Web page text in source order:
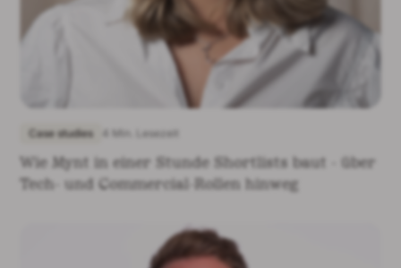
Case studies 4 Min. Lesezeit
Wie Mynt in einer Stunde Shortlists baut - über
Tech- und Commercial-Rollen hinweg